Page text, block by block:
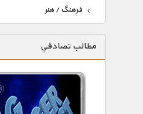
فرهنگ / هنر
گردشگری
ماورایی
مسابقات / ورزشی
مطالب تصادفي